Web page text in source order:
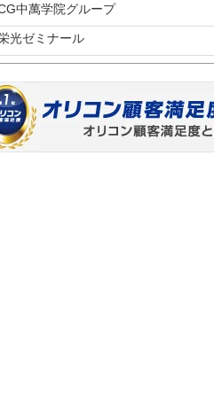
中萬学院グループ
光ゼミナール